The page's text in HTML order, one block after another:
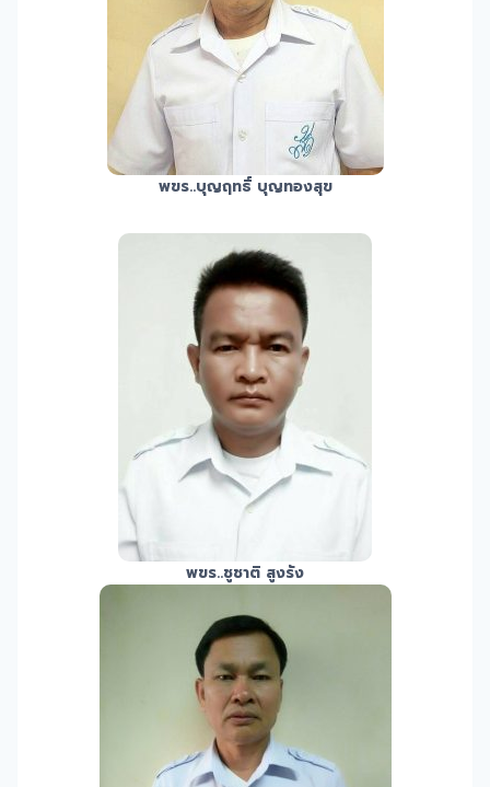
พขร..บุญฤทธิ์ บุญทองสุข
พขร..ชูชาติ สูงรัง